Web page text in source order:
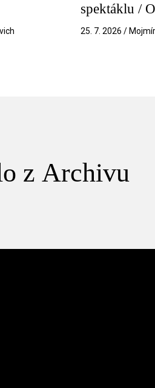
spektáklu /
25. 7. 2026 /
z Archivu